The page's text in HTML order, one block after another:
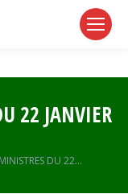
22 JANVIER
DU 22…